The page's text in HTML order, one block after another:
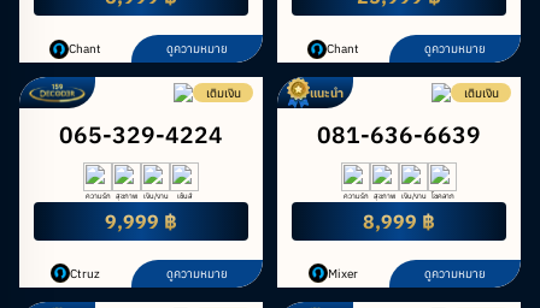
Chant ดูความหมาย Chant ดูความหมาย
เติมเงิน
065-329-4224
ความรัก สุขภาพ เงิน/งาน เซ้นส์
9,999 ฿
Ctruz ดูความหมาย
แนะนำ เติมเงิน
081-636-6639
ความรัก สุขภาพ เงิน/งาน โชคลาภ
8,999 ฿
Mixer ดูความหมาย